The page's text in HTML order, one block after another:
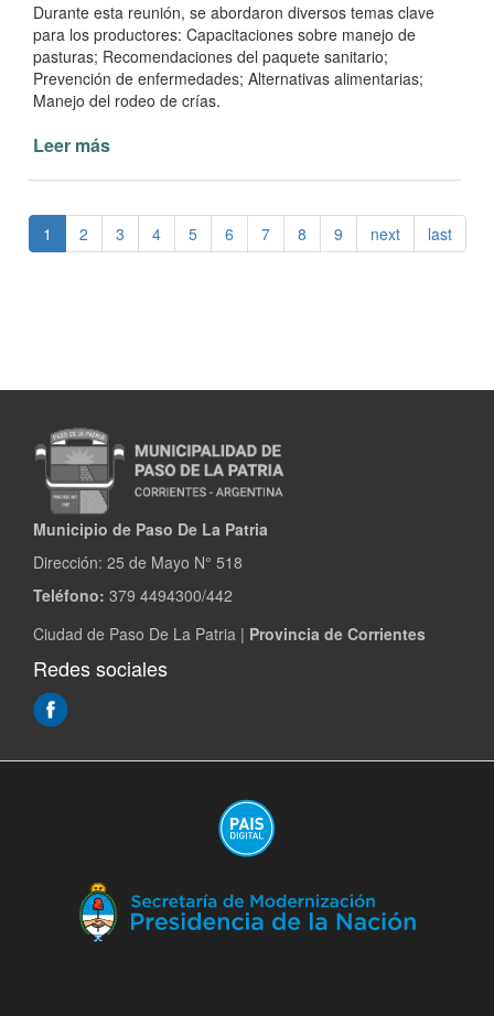
Durante esta reunión, se abordaron diversos temas clave
para los productores: Capacitaciones sobre manejo de
pasturas; Recomendaciones del paquete sanitario;
Prevención de enfermedades; Alternativas alimentarias;
Manejo del rodeo de crías.
Leer más
Municipalidad
se
ganaderos
de
la
1 2 3 4 5 6 7 8 9 next last
Municipio de Paso De La Patria
Dirección: 25 de Mayo N° 518
Teléfono: 379 4494300/442
Ciudad de Paso De La Patria | Provincia de Corrientes
Redes sociales